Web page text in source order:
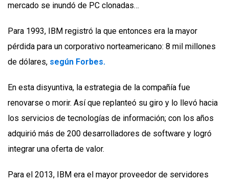
mercado se inundó de PC clonadas…
Para 1993, IBM registró la que entonces era la mayor
pérdida para un corporativo norteamericano: 8 mil millones
de dólares, según Forbes.
En esta disyuntiva, la estrategia de la compañía fue
renovarse o morir. Así que replanteó su giro y lo llevó hacia
los servicios de tecnologías de información; con los años
adquirió más de 200 desarrolladores de software y logró
integrar una oferta de valor.
Para el 2013, IBM era el mayor proveedor de servidores